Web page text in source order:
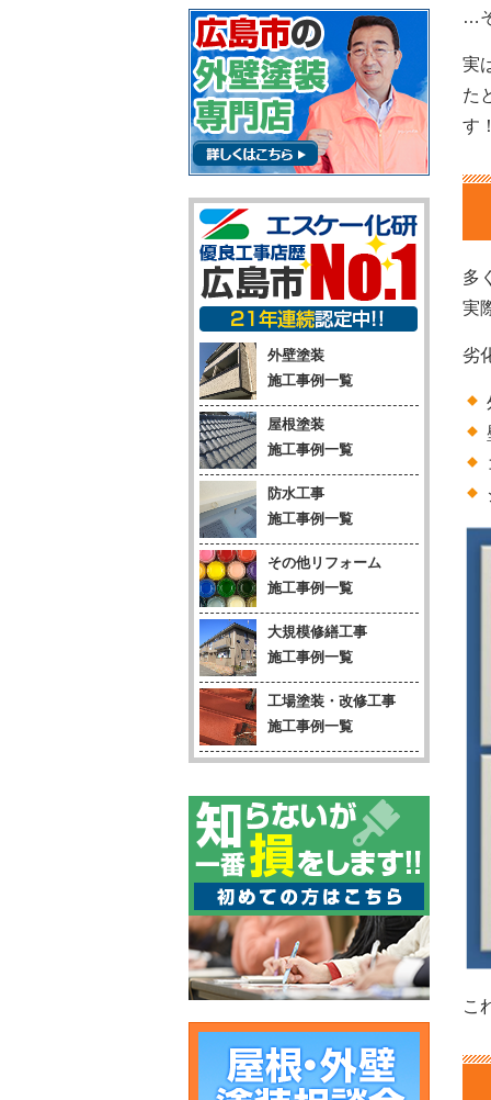
…
実
た
す
多
実
劣
こ
外壁塗装
施工事例一覧
屋根塗装
施工事例一覧
防水工事
施工事例一覧
その他リフォーム
施工事例一覧
大規模修繕工事
施工事例一覧
工場塗装・改修工事
施工事例一覧